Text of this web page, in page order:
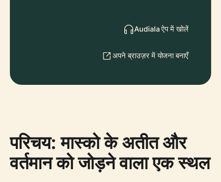
Audiala ऐप में खोलें
अपने ब्राउज़र में योजना बनाएँ
परिचय: मास्को के अतीत और
वर्तमान को जोड़ने वाला एक स्थल